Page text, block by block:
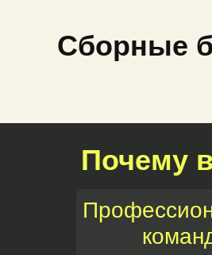
Сборные
Почему